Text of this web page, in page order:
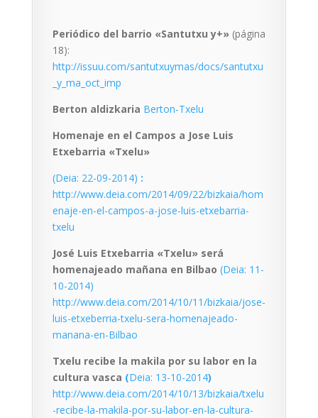
Periódico del barrio «Santutxu y+» (página
18):
http://issuu.com/santutxuymas/docs/santutxu
_y_ma_oct_imp
Berton aldizkaria Berton-Txelu
Homenaje en el Campos a Jose Luis
Etxebarria «Txelu»
(Deia: 22-09-2014) :
http://www.deia.com/2014/09/22/bizkaia/hom
enaje-en-el-campos-a-jose-luis-etxebarria-
txelu
José Luis Etxebarria «Txelu» será
homenajeado mañana en Bilbao (Deia: 11-
10-2014)
http://www.deia.com/2014/10/11/bizkaia/jose-
luis-etxeberria-txelu-sera-homenajeado-
manana-en-Bilbao
Txelu recibe la makila por su labor en la
cultura vasca (Deia: 13-10-2014)
http://www.deia.com/2014/10/13/bizkaia/txelu
-recibe-la-makila-por-su-labor-en-la-cultura-